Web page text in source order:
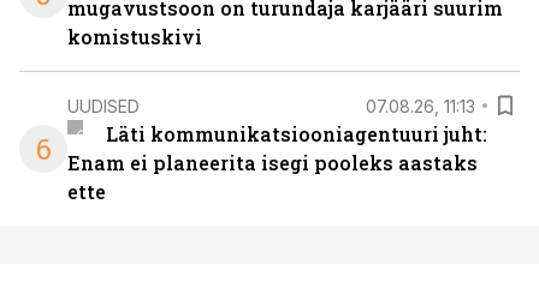
mugavustsoon on turundaja karjääri suurim
komistuskivi
6
UUDISED 07.08.26, 11:13
Läti kommunikatsiooniagentuuri juht:
Enam ei planeerita isegi pooleks aastaks
ette